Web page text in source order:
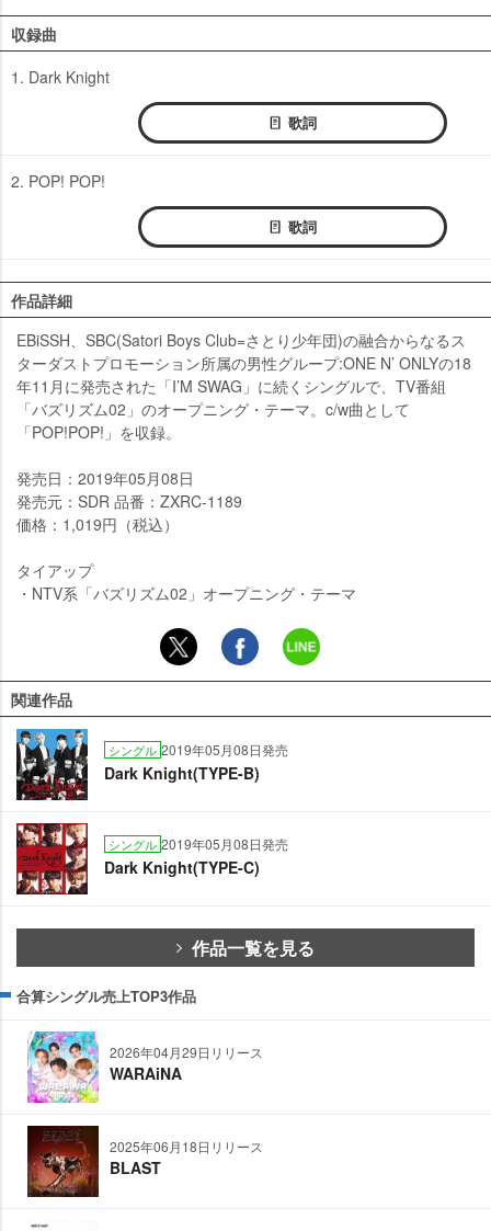
収録曲
1. Dark Knight
歌詞
2. POP! POP!
歌詞
作品詳細
EBiSSH、SBC(Satori Boys Club=さとり少年団)の融合からなるス
ターダストプロモーション所属の男性グループ:ONE N’ ONLYの18
年11月に発売された「I’M SWAG」に続くシングルで、TV番組
「バズリズム02」のオープニング・テーマ。c/w曲として
「POP!POP!」を収録。
発売日：2019年05月08日
発売元：SDR 品番：ZXRC-1189
価格：1,019円（税込）
タイアップ
・NTV系「バズリズム02」オープニング・テーマ
関連作品
シングル 2019年05月08日発売
Dark Knight(TYPE-B)
シングル 2019年05月08日発売
Dark Knight(TYPE-C)
作品一覧を見る
合算シングル売上TOP3作品
2026年04月29日リリース
WARAiNA
2025年06月18日リリース
BLAST